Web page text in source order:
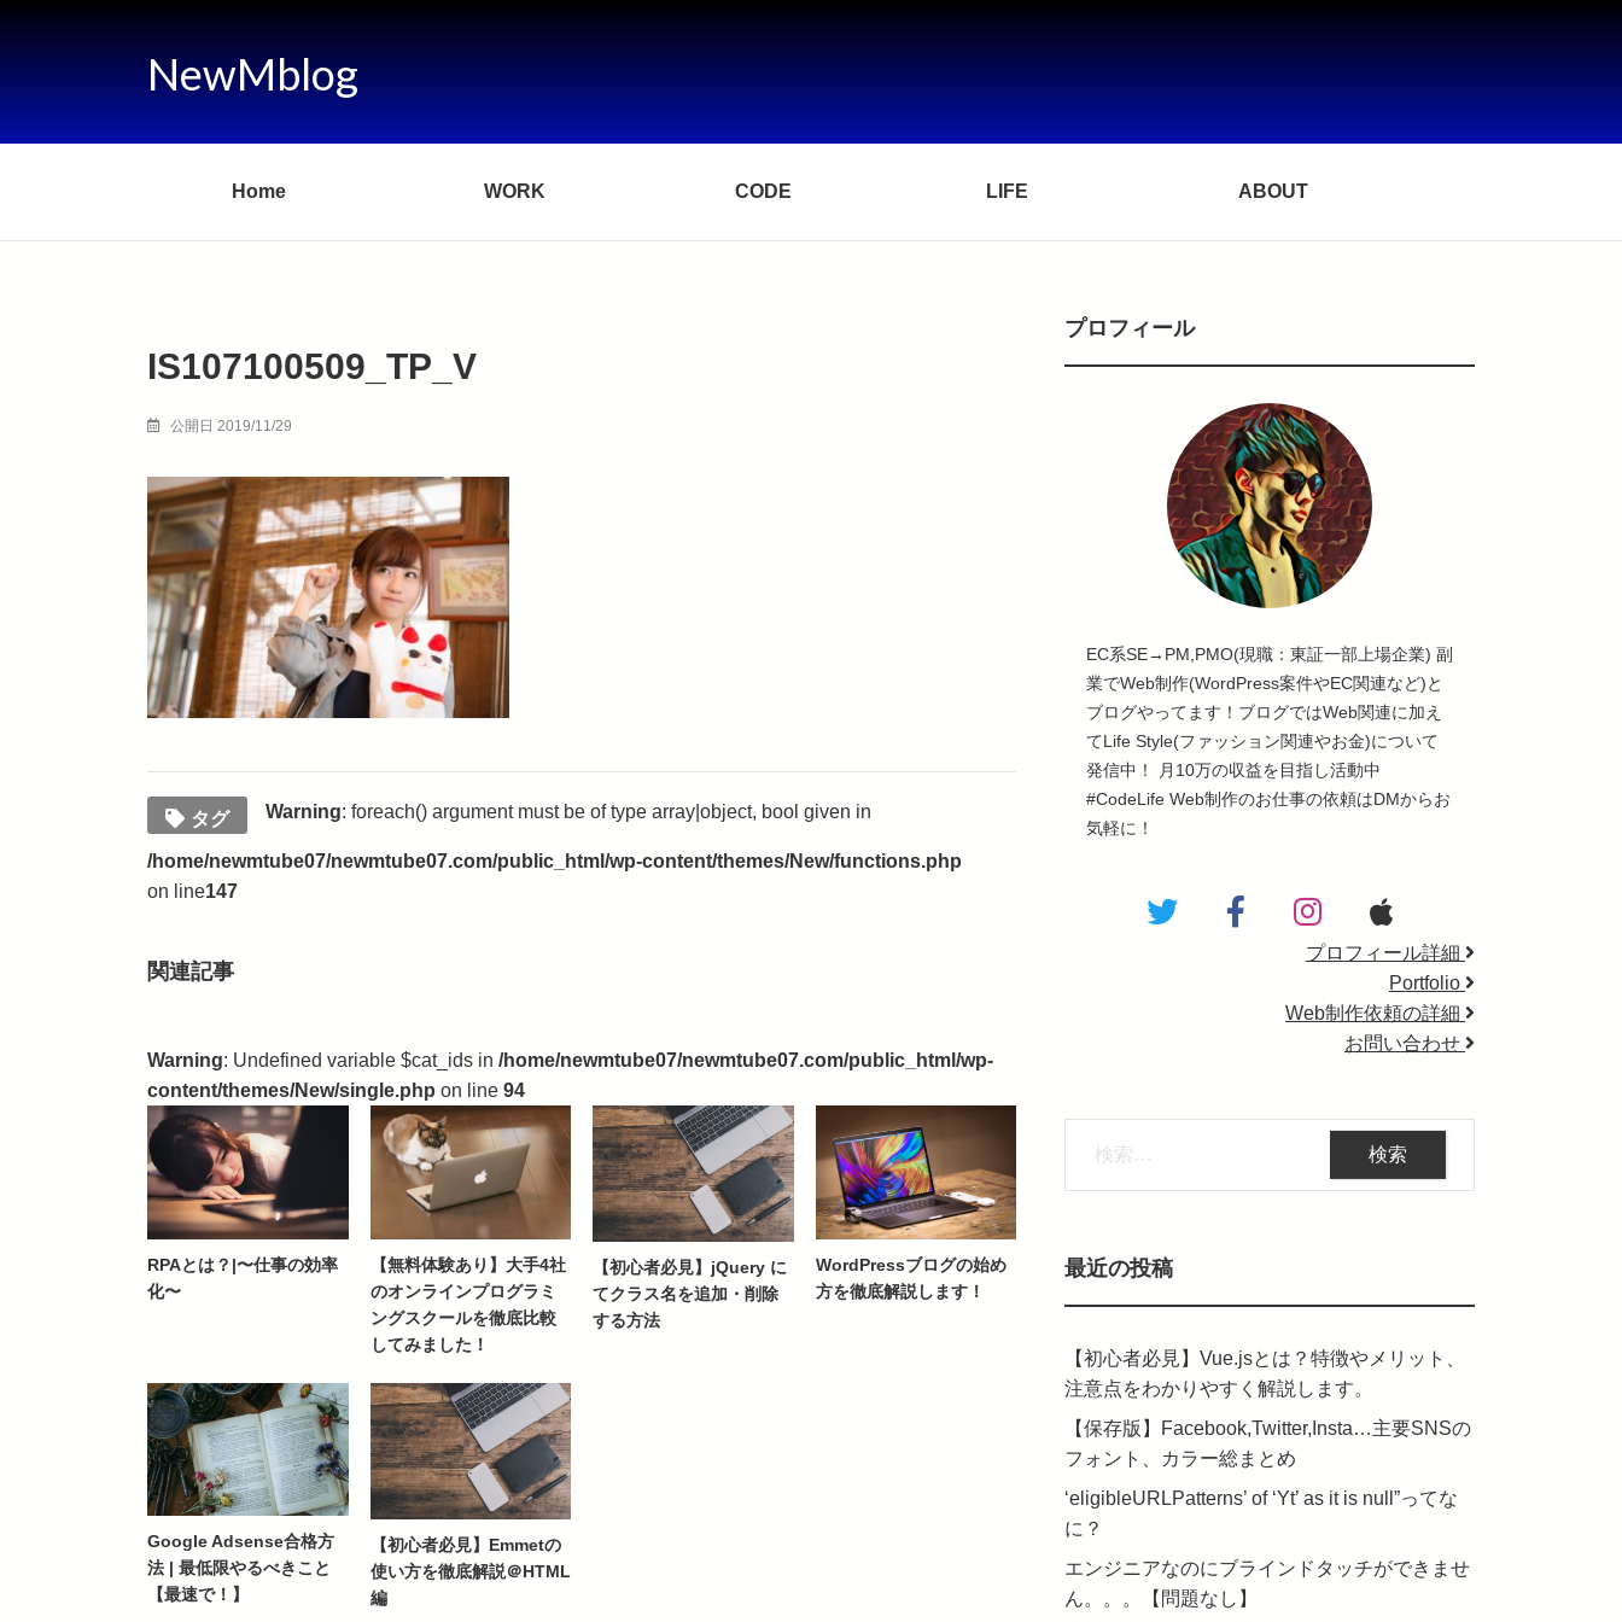
NewMblog
Home WORK CODE LIFE ABOUT
IS107100509_TP_V
公開日 2019/11/29
タグ Warning: foreach() argument must be of type array|object, bool given in
/home/newmtube07/newmtube07.com/public_html/wp-content/themes/New/functions.php
on line147
関連記事
Warning: Undefined variable $cat_ids in /home/newmtube07/newmtube07.com/public_html/wp-
content/themes/New/single.php on line 94
RPAとは？|〜仕事の効率
化〜
【無料体験あり】大手4社
のオンラインプログラミ
ングスクールを徹底比較
してみました！
【初心者必見】jQuery に
てクラス名を追加・削除
する方法
WordPressブログの始め
方を徹底解説します！
Google Adsense合格方
法 | 最低限やるべきこと
【最速で！】
【初心者必見】Emmetの
使い方を徹底解説＠HTML
編
プロフィール
EC系SE→PM,PMO(現職：東証一部上場企業) 副
業でWeb制作(WordPress案件やEC関連など)と
ブログやってます！ブログではWeb関連に加え
てLife Style(ファッション関連やお金)について
発信中！ 月10万の収益を目指し活動中
#CodeLife Web制作のお仕事の依頼はDMからお
気軽に！
プロフィール詳細
Portfolio
Web制作依頼の詳細
お問い合わせ
最近の投稿
【初心者必見】Vue.jsとは？特徴やメリット、
注意点をわかりやすく解説します。
【保存版】Facebook,Twitter,Insta…主要SNSの
フォント、カラー総まとめ
‘eligibleURLPatterns’ of ‘Yt’ as it is null”ってな
に？
エンジニアなのにブラインドタッチができませ
ん。。。【問題なし】